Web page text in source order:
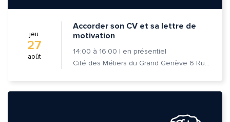
jeu.
27
août
Accorder son CV et sa lettre de
motivation
14:00 à 16:00 | en présentiel
Cité des Métiers du Grand Genève 6 Rue Prévost-Martin 1205 Genève